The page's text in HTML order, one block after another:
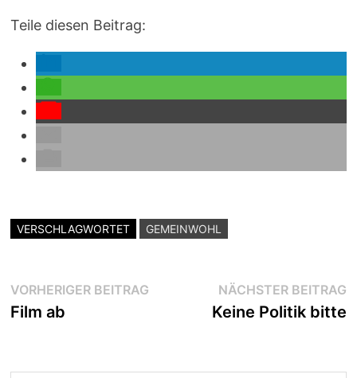
Teile diesen Beitrag:
VERSCHLAGWORTET GEMEINWOHL
Beitragsnavigation
VORHERIGER BEITRAG Vorheriger
Film ab
NÄCHSTER BEITRAG
Keine Politik bitte